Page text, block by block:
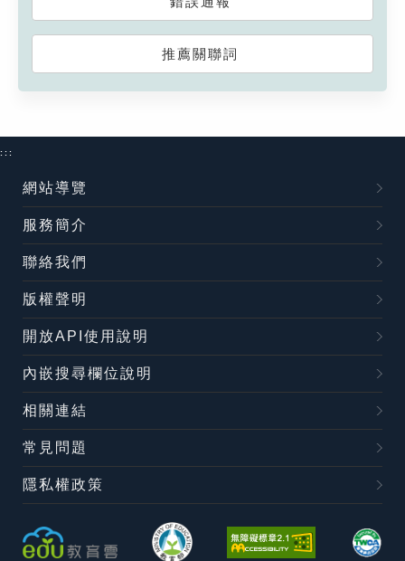
推薦關聯詞
:::
網站導覽
服務簡介
聯絡我們
版權聲明
開放API使用說明
內嵌搜尋欄位說明
相關連結
常見問題
隱私權政策